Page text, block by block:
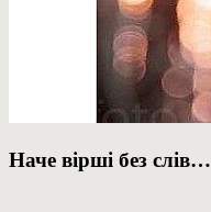
Наче вірші без слів…